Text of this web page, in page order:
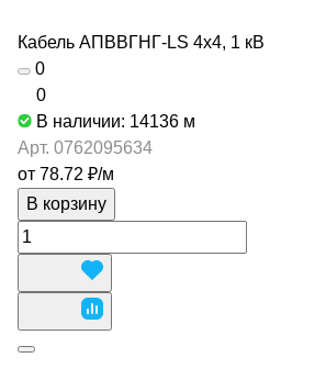
Кабель АПВВГНГ-LS 4х4, 1 кВ
0
0
В наличии: 14136 м
Арт. 0762095634
от 78.72 ₽/м
В корзину